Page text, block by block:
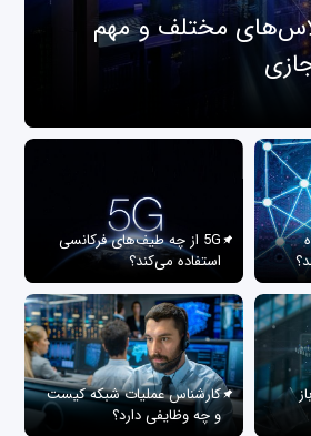
مختلف و مهم
5G از چه طیف‌های فرکانسی
استفاده می‌کند؟
کارشناس عملیات شبکه کیست
و چه وظایفی دارد؟